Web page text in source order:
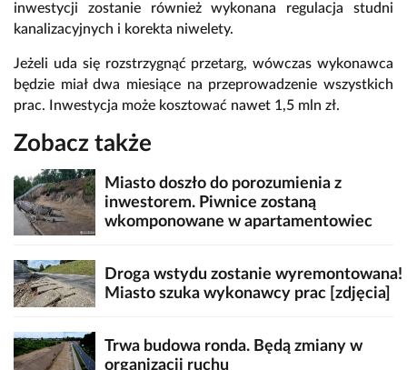
inwestycji zostanie również wykonana regulacja studni
kanalizacyjnych i korekta niwelety.
Jeżeli uda się rozstrzygnąć przetarg, wówczas wykonawca
będzie miał dwa miesiące na przeprowadzenie wszystkich
prac. Inwestycja może kosztować nawet 1,5 mln zł.
Zobacz także
Miasto doszło do porozumienia z
inwestorem. Piwnice zostaną
wkomponowane w apartamentowiec
Droga wstydu zostanie wyremontowana!
Miasto szuka wykonawcy prac [zdjęcia]
Trwa budowa ronda. Będą zmiany w
organizacji ruchu